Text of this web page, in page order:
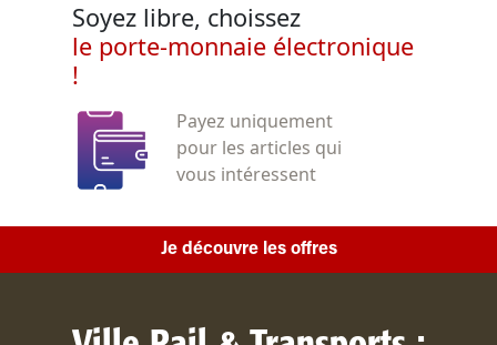
Soyez libre, choissez
le porte-monnaie électronique
!
Payez uniquement
pour les articles qui
vous intéressent
Je découvre les offres